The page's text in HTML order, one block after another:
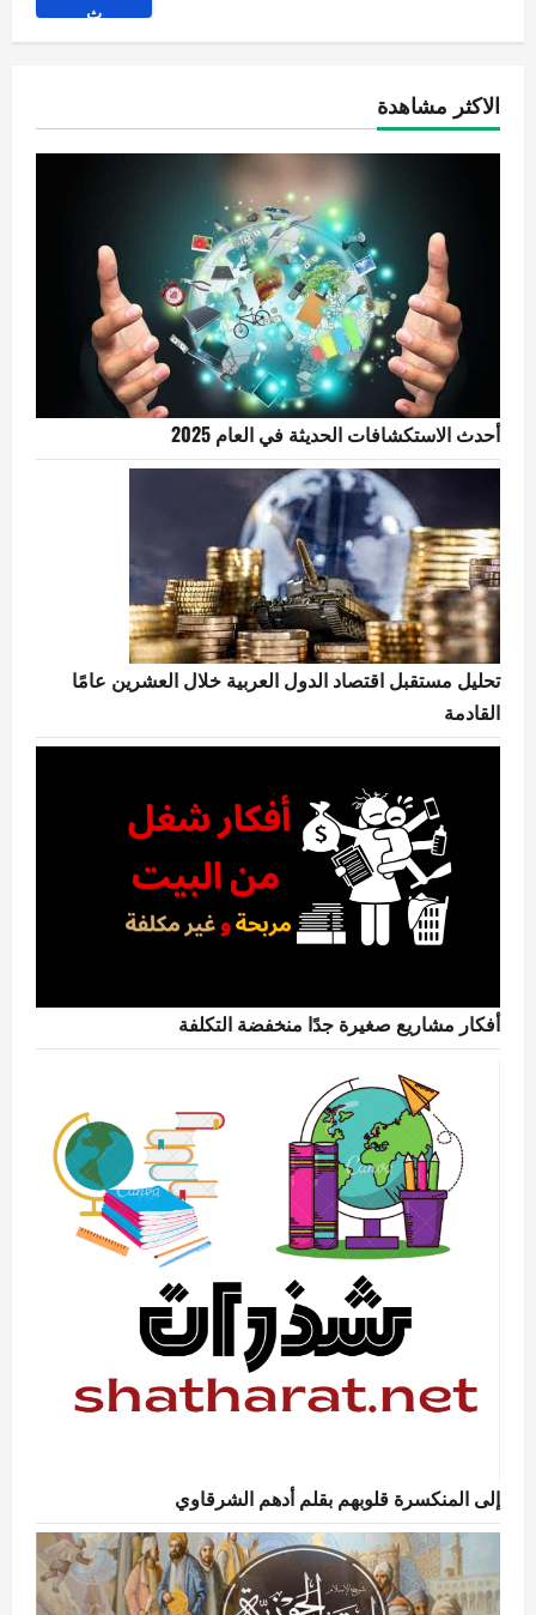
ث
الاكثر مشاهدة
أحدث الاستكشافات الحديثة في العام 2025
تحليل مستقبل اقتصاد الدول العربية خلال العشرين عامًا
القادمة
أفكار مشاريع صغيرة جدًا منخفضة التكلفة
إلى المنكسرة قلوبهم بقلم أدهم الشرقاوي